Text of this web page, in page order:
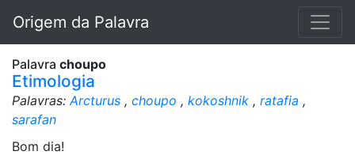
Origem da Palavra
Palavra choupo
Etimologia
Palavras:Arcturus , choupo , kokoshnik , ratafia ,
sarafan
Bom dia!